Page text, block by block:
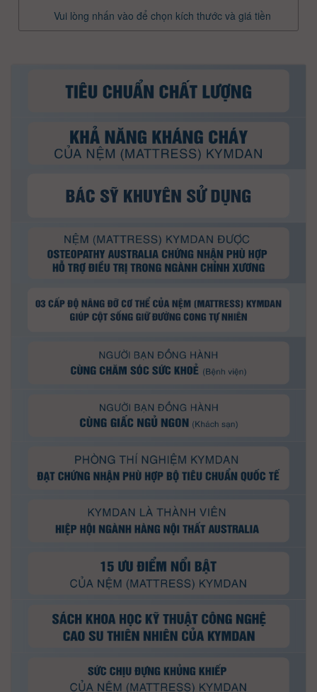
Vui lòng nhấn vào để chọn kích thước và giá tiền